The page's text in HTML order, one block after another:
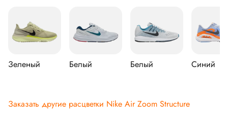
Зеленый Белый Белый Синий
Заказать другие расцветки Nike Air Zoom Structure